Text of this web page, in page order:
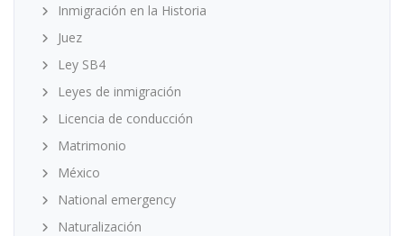
Inmigración en la Historia
Juez
Ley SB4
Leyes de inmigración
Licencia de conducción
Matrimonio
México
National emergency
Naturalización